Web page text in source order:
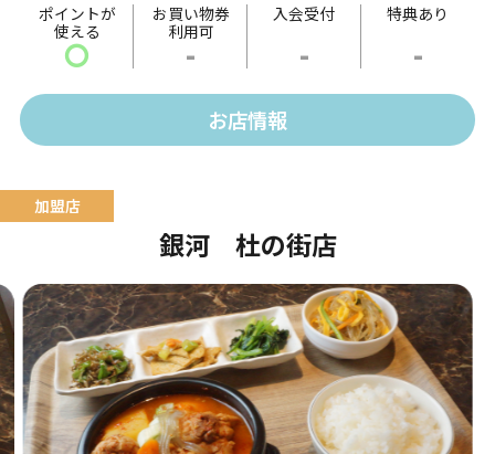
ポイントが
使える
〇
お買い物券
利用可
-
入会受付
-
特典あり
-
お店情報
銀河 杜の街店